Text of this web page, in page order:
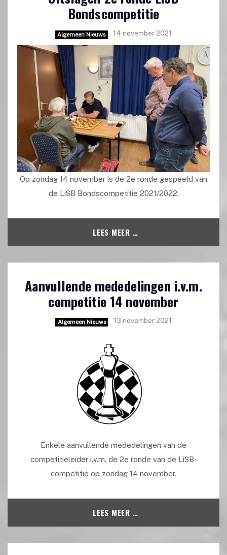
Bondscompetitie
Algemeen Nieuws 14 november 2021
Op zondag 14 november is de 2e ronde gespeeld van
de LiSB Bondscompetitie 2021/2022.
LEES MEER …
Aanvullende mededelingen i.v.m.
competitie 14 november
Algemeen Nieuws 13 november 2021
Enkele aanvullende mededelingen van de
competitieleider i.v.m. de 2e ronde van de LiSB-
competitie op zondag 14 november.
LEES MEER …